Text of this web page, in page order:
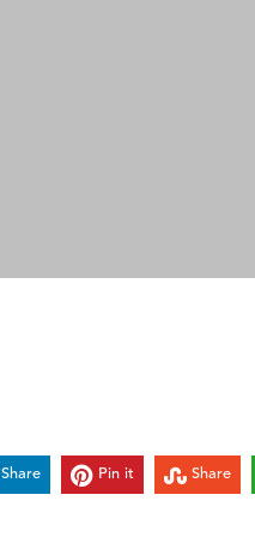
Share Pin it Share